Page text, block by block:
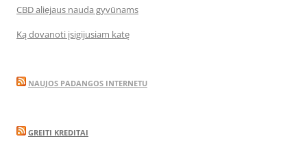
CBD aliejaus nauda gyvūnams
Ką dovanoti įsigijusiam katę
NAUJOS PADANGOS INTERNETU
GREITI KREDITAI